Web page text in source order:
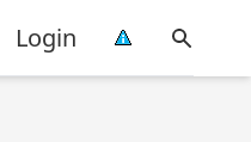
Login